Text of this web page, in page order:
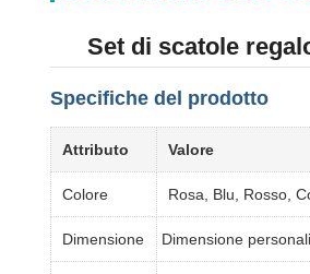
Set di scatole
Specifiche del prodotto
Attributo Valore
Colore Rosa, Blu, Rosso,
Dimensione Dimensione